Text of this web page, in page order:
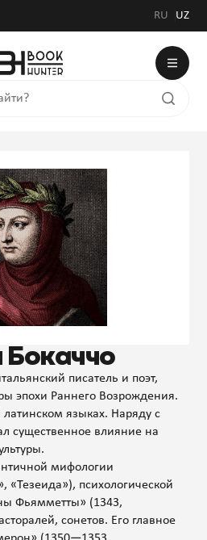
RU UZ
писатель и поэт,
эпохи Раннего Возрождения.
языках. Наряду с
существенное влияние на
мифологии
психологической
Фьямметты» (1343,
сонетов. Его главное